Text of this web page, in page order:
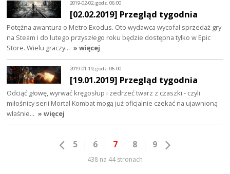
2019-02-02, godz. 06:00
[02.02.2019] Przegląd tygodnia
Potężna awantura o Metro Exodus. Oto wydawca wycofał sprzedaż gry
na Steam i do lutego przyszłego roku będzie dostępna tylko w Epic
Store. Wielu graczy… » więcej
2019-01-19, godz. 06:00
[19.01.2019] Przegląd tygodnia
Odciąć głowę, wyrwać kręgosłup i zedrzeć twarz z czaszki - czyli
miłośnicy serii Mortal Kombat mogą już oficjalnie czekać na ujawnioną
właśnie… » więcej
5 6 7 8 9
438 na 44 stronach